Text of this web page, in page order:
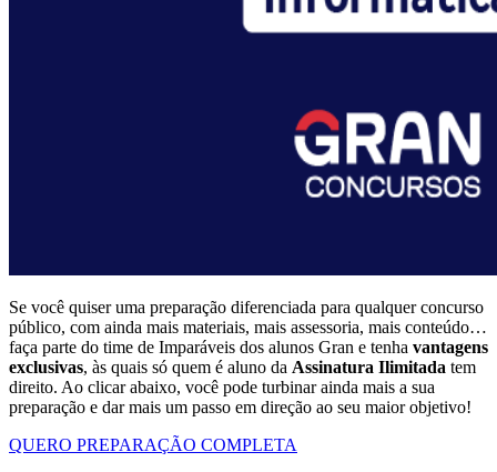
Se você quiser uma preparação diferenciada para qualquer concurso
público, com ainda mais materiais, mais assessoria, mais conteúdo…
faça parte do time de Imparáveis dos alunos Gran e tenha vantagens
exclusivas, às quais só quem é aluno da Assinatura Ilimitada tem
direito. Ao clicar abaixo, você pode turbinar ainda mais a sua
preparação e dar mais um passo em direção ao seu maior objetivo!
QUERO PREPARAÇÃO COMPLETA